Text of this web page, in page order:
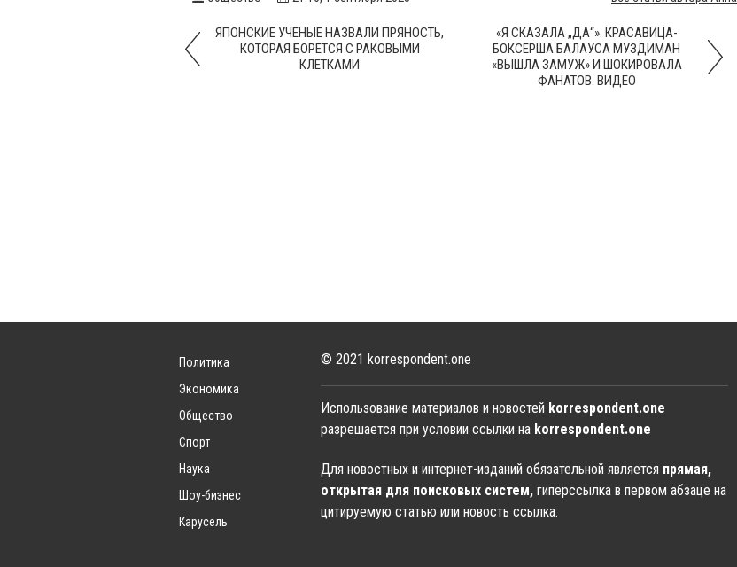
ЯПОНСКИЕ УЧЕНЫЕ НАЗВАЛИ ПРЯНОСТЬ,
КОТОРАЯ БОРЕТСЯ С РАКОВЫМИ
КЛЕТКАМИ
«Я СКАЗАЛА „ДА“». КРАСАВИЦА-
БОКСЕРША БАЛАУСА МУЗДИМАН
«ВЫШЛА ЗАМУЖ» И ШОКИРОВАЛА
ФАНАТОВ. ВИДЕО
Политика
Экономика
Общество
Спорт
Наука
Шоу-бизнес
Карусель
© 2021 korrespondent.one
Использование материалов и новостей korrespondent.one
разрешается при условии ссылки на korrespondent.one
Для новостных и интернет-изданий обязательной является прямая,
открытая для поисковых систем, гиперссылка в первом абзаце на
цитируемую статью или новость ссылка.